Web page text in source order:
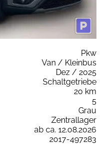
Pkw
Van / Kleinbus
Dez / 2025
Schaltgetriebe
20 km
5
Grau
Zentrallager
ab ca. 12.08.2026
2017-497283